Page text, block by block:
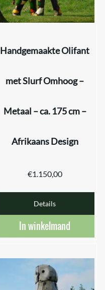
Handgemaakte Olifant
met Slurf Omhoog –
Metaal – ca. 175 cm –
Afrikaans Design
€1.150,00
Details
In winkelmand